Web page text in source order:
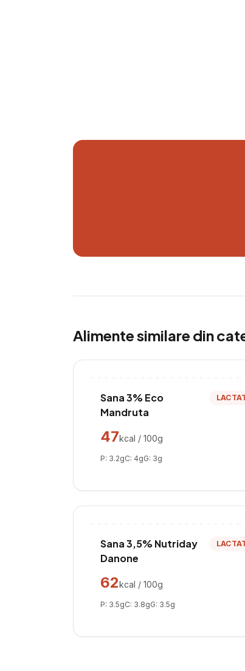
Alimente similare din
Sana 3% Eco
Mandruta
47kcal / 100g
P: 3.2gC: 4gG: 3g
Sana 3,5% Nutriday
Danone
62kcal / 100g
P: 3.5gC: 3.8gG: 3.5g